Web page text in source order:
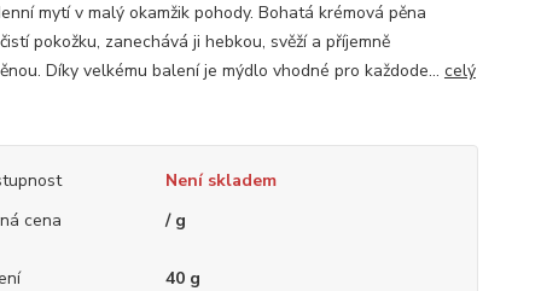
mytí v malý okamžik pohody. Bohatá krémová pěna
pokožku, zanechává ji hebkou, svěží a příjemně
Díky velkému balení je mýdlo vhodné pro každode... celý
Není skladem
cena
/ g
40 g